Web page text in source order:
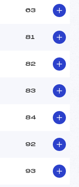
63
81
82
83
84
92
93